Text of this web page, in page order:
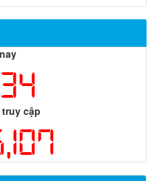
cập